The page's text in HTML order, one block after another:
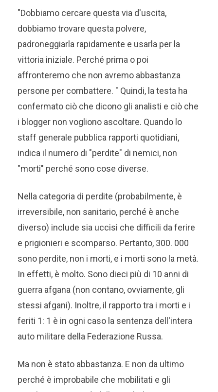
"Dobbiamo cercare questa via d'uscita,
dobbiamo trovare questa polvere,
padroneggiarla rapidamente e usarla per la
vittoria iniziale. Perché prima o poi
affronteremo che non avremo abbastanza
persone per combattere. " Quindi, la testa ha
confermato ciò che dicono gli analisti e ciò che
i blogger non vogliono ascoltare. Quando lo
staff generale pubblica rapporti quotidiani,
indica il numero di "perdite" di nemici, non
"morti" perché sono cose diverse.
Nella categoria di perdite (probabilmente, è
irreversibile, non sanitario, perché è anche
diverso) include sia uccisi che difficili da ferire
e prigionieri e scomparso. Pertanto, 300. 000
sono perdite, non i morti, e i morti sono la metà.
In effetti, è molto. Sono dieci più di 10 anni di
guerra afgana (non contano, ovviamente, gli
stessi afgani). Inoltre, il rapporto tra i morti e i
feriti 1: 1 è in ogni caso la sentenza dell'intera
auto militare della Federazione Russa.
Ma non è stato abbastanza. E non da ultimo
perché è improbabile che mobilitati e gli